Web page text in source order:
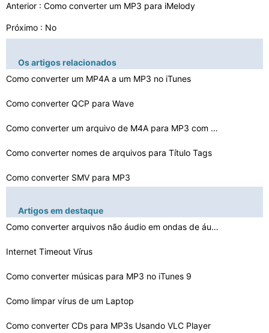
Anterior : Como converter um MP3 para iMelody
Próximo : No
Os artigos relacionados
Como converter um MP4A a um MP3 no iTunes
Como converter QCP para Wave
Como converter um arquivo de M4A para MP3 com o freewar…
Como converter nomes de arquivos para Título Tags
Como converter SMV para MP3
Como faço para converter arquivos MIDI para partitura …
Como converter arquivos MP3 para HE- AAC
Como converter um MPG para um vídeo 3GP
Artigos em destaque
Como converter arquivos não áudio em ondas de áudio
Internet Timeout Vírus
Como converter músicas para MP3 no iTunes 9
Como limpar vírus de um Laptop
Como converter CDs para MP3s Usando VLC Player